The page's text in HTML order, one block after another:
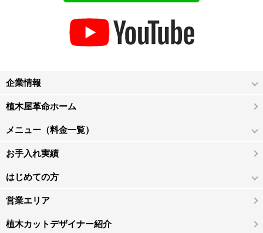
企業情報
植木屋革命ホーム
メニュー（料金一覧）
お手入れ実績
はじめての方
営業エリア
植木カットデザイナー紹介